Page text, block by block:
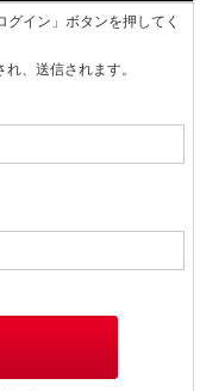
イン」ボタンを押してく
、送信されます。